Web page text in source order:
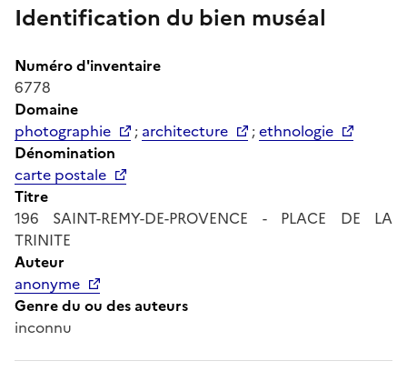
Identification du bien muséal
Numéro d'inventaire
6778
Domaine
photographie
; architecture ;ethnologie
Dénomination
carte postale
Titre
196 SAINT-REMY-DE-PROVENCE - PLACE DE LA
TRINITE
Auteur
anonyme
Genre du ou des auteurs
inconnu